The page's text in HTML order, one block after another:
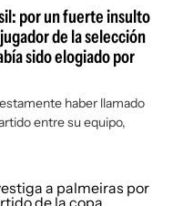
por un fuerte insulto
de la selección
sido elogiado por
haber llamado
entre su equipo,